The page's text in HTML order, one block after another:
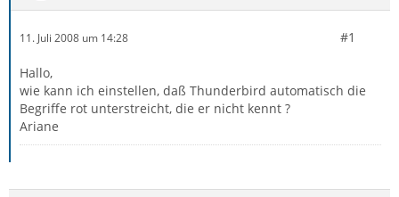
11. Juli 2008 um 14:28 #1
Hallo,
wie kann ich einstellen, daß Thunderbird automatisch die
Begriffe rot unterstreicht, die er nicht kennt ?
Ariane